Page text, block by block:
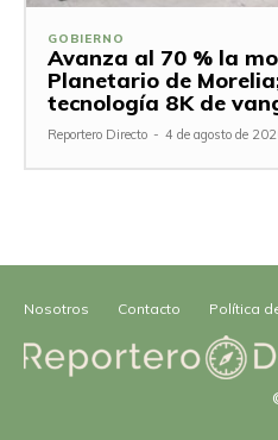
GOBIERNO
Avanza al 70 % la
Planetario de
tecnología 8K de
Reportero Directo - 4 de agosto de
Nosotros Contacto Política